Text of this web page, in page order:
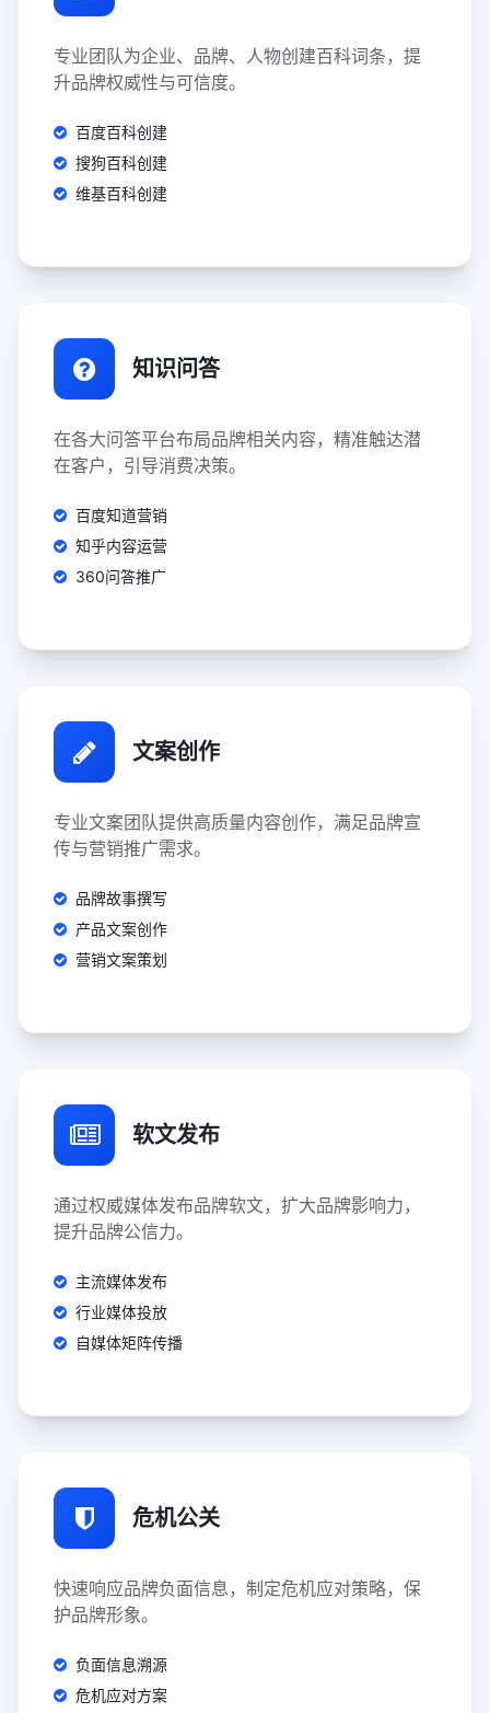
专业团队为企业、品牌、人物创建百科词条，提
升品牌权威性与可信度。
百度百科创建
搜狗百科创建
维基百科创建
知识问答
在各大问答平台布局品牌相关内容，精准触达潜
在客户，引导消费决策。
百度知道营销
知乎内容运营
360问答推广
文案创作
专业文案团队提供高质量内容创作，满足品牌宣
传与营销推广需求。
品牌故事撰写
产品文案创作
营销文案策划
软文发布
通过权威媒体发布品牌软文，扩大品牌影响力，
提升品牌公信力。
主流媒体发布
行业媒体投放
自媒体矩阵传播
危机公关
快速响应品牌负面信息，制定危机应对策略，保
护品牌形象。
负面信息溯源
危机应对方案